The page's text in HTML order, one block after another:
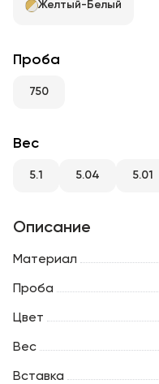
Избранное
Желтый-Белый
Проба
750
Вес
5.1 5.04 5.01
Описание
Материал
Проба
Цвет
Вес
Вставка